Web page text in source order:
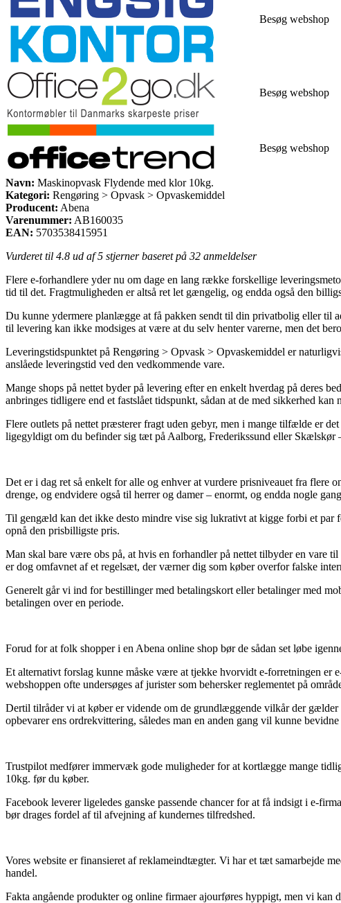
Besøg webshop
Besøg webshop
Besøg webshop
Navn: Maskinopvask Flydende med klor 10kg.
Kategori: Rengøring > Opvask > Opvaskemiddel
Producent: Abena
Varenummer: AB160035
EAN: 5703538415951
Vurderet til 4.8 ud af 5 stjerner baseret på 32 anmeldelser
Flere e-forhandlere yder nu om dage en lang række forskellige
tid til det. Fragtmuligheden er altså ret let gængelig, og endda også den
Du kunne ydermere planlægge at få pakken sendt til din privatbolig eller til
til levering kan ikke modsiges at være at du selv henter varerne, men det
Leveringstidspunktet på Rengøring > Opvask > Opvaskemiddel er
anslåede leveringstid ved den vedkommende vare.
Mange shops på nettet byder på levering efter en enkelt hverdag på deres
anbringes tidligere end et fastslået tidspunkt, sådan at de med sikkerhed
Flere outlets på nettet præsterer fragt uden gebyr, men i mange tilfælde er
ligegyldigt om du befinder sig tæt på Aalborg, Frederikssund eller Skælskør
Det er i dag ret så enkelt for alle og enhver at vurdere prisniveauet fra flere
drenge, og endvidere også til herrer og damer – enormt, og endda nogle
Til gengæld kan det ikke desto mindre vise sig lukrativt at kigge forbi et
opnå den prisbilligste pris.
Man skal bare være obs på, at hvis en forhandler på nettet tilbyder en vare
er dog omfavnet af et regelsæt, der værner dig som køber overfor falske
Generelt går vi ind for bestillinger med betalingskort eller betalinger med
betalingen over en periode.
Forud for at folk shopper i en Abena online shop bør de sådan set løbe
Et alternativt forslag kunne måske være at tjekke hvorvidt e-forretningen
webshoppen ofte undersøges af jurister som behersker reglementet på
Dertil tilråder vi at køber er vidende om de grundlæggende vilkår der gælder
opbevarer ens ordrekvittering, således man en anden gang vil kunne
Trustpilot medfører immervæk gode muligheder for at kortlægge mange
10kg. før du køber.
Facebook leverer ligeledes ganske passende chancer for at få indsigt i e-
bør drages fordel af til afvejning af kundernes tilfredshed.
Vores website er finansieret af reklameindtægter. Vi har et tæt samarbejde
handel.
Fakta angående produkter og online firmaer ajourføres hyppigt, men vi